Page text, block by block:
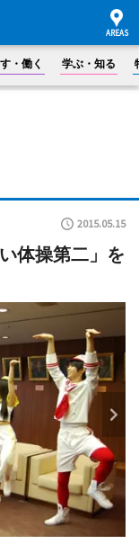
・働く 学ぶ・知る
2015.05.15
体操第二」を